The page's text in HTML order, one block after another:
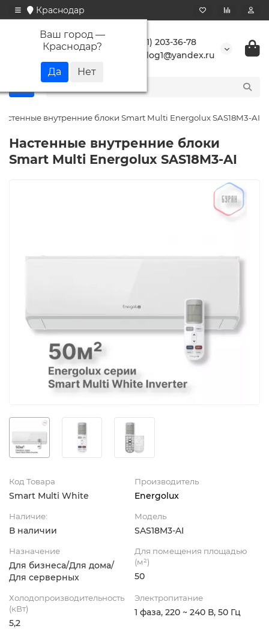
Краснодар
Ваш город —
Краснодар?
+7 (861) 203-36-78
buranlog1@yandex.ru
внутренние блоки Smart Multi Energolux SAS18M3-AI
Настенные внутренние блоки
Smart Multi Energolux SAS18M3-AI
Код Товара
Smart Multi White
Производитель
Energolux
Наличие:
В наличии
Модель
SAS18M3-AI
Назначение
Для бизнеса/Для дома/
Для серверных
Для помещения площадью
(м²)
50
Холодопроизводительность
(кВт)
5,2
Электропитание
1 фаза, 220 ~ 240 В, 50 Гц